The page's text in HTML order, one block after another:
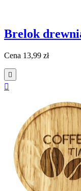
Brelok
Cena 13,99 zł

